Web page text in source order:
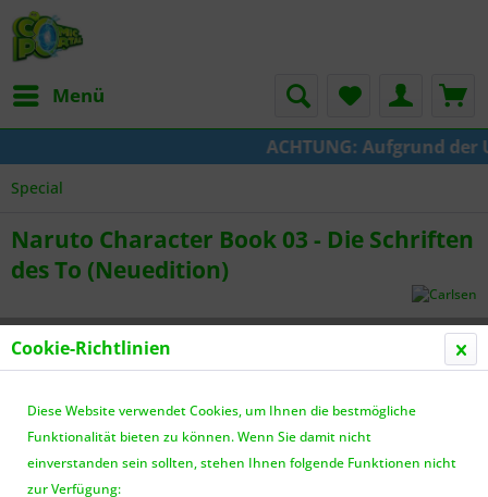
Menü
ACHTUNG: Aufgrund
Special
Naruto Character Book 03 - Die Schriften
des To (Neuedition)
Cookie-Richtlinien
Diese Website verwendet Cookies, um Ihnen die bestmögliche
Funktionalität bieten zu können. Wenn Sie damit nicht
einverstanden sein sollten, stehen Ihnen folgende Funktionen nicht
zur Verfügung: